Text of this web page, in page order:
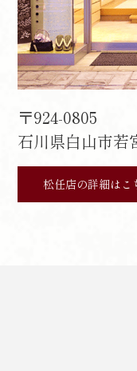
〒924-0805
石川県白山市若
松任店の詳細はこ